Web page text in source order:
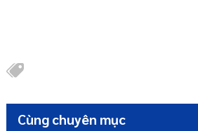
Cùng chuyên mục